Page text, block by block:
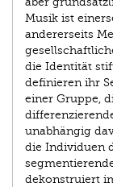
Musik ist
andererseits
die Identität
definieren ihr
einer Gruppe,
unabhängig
die Individuen
dekonstruiert